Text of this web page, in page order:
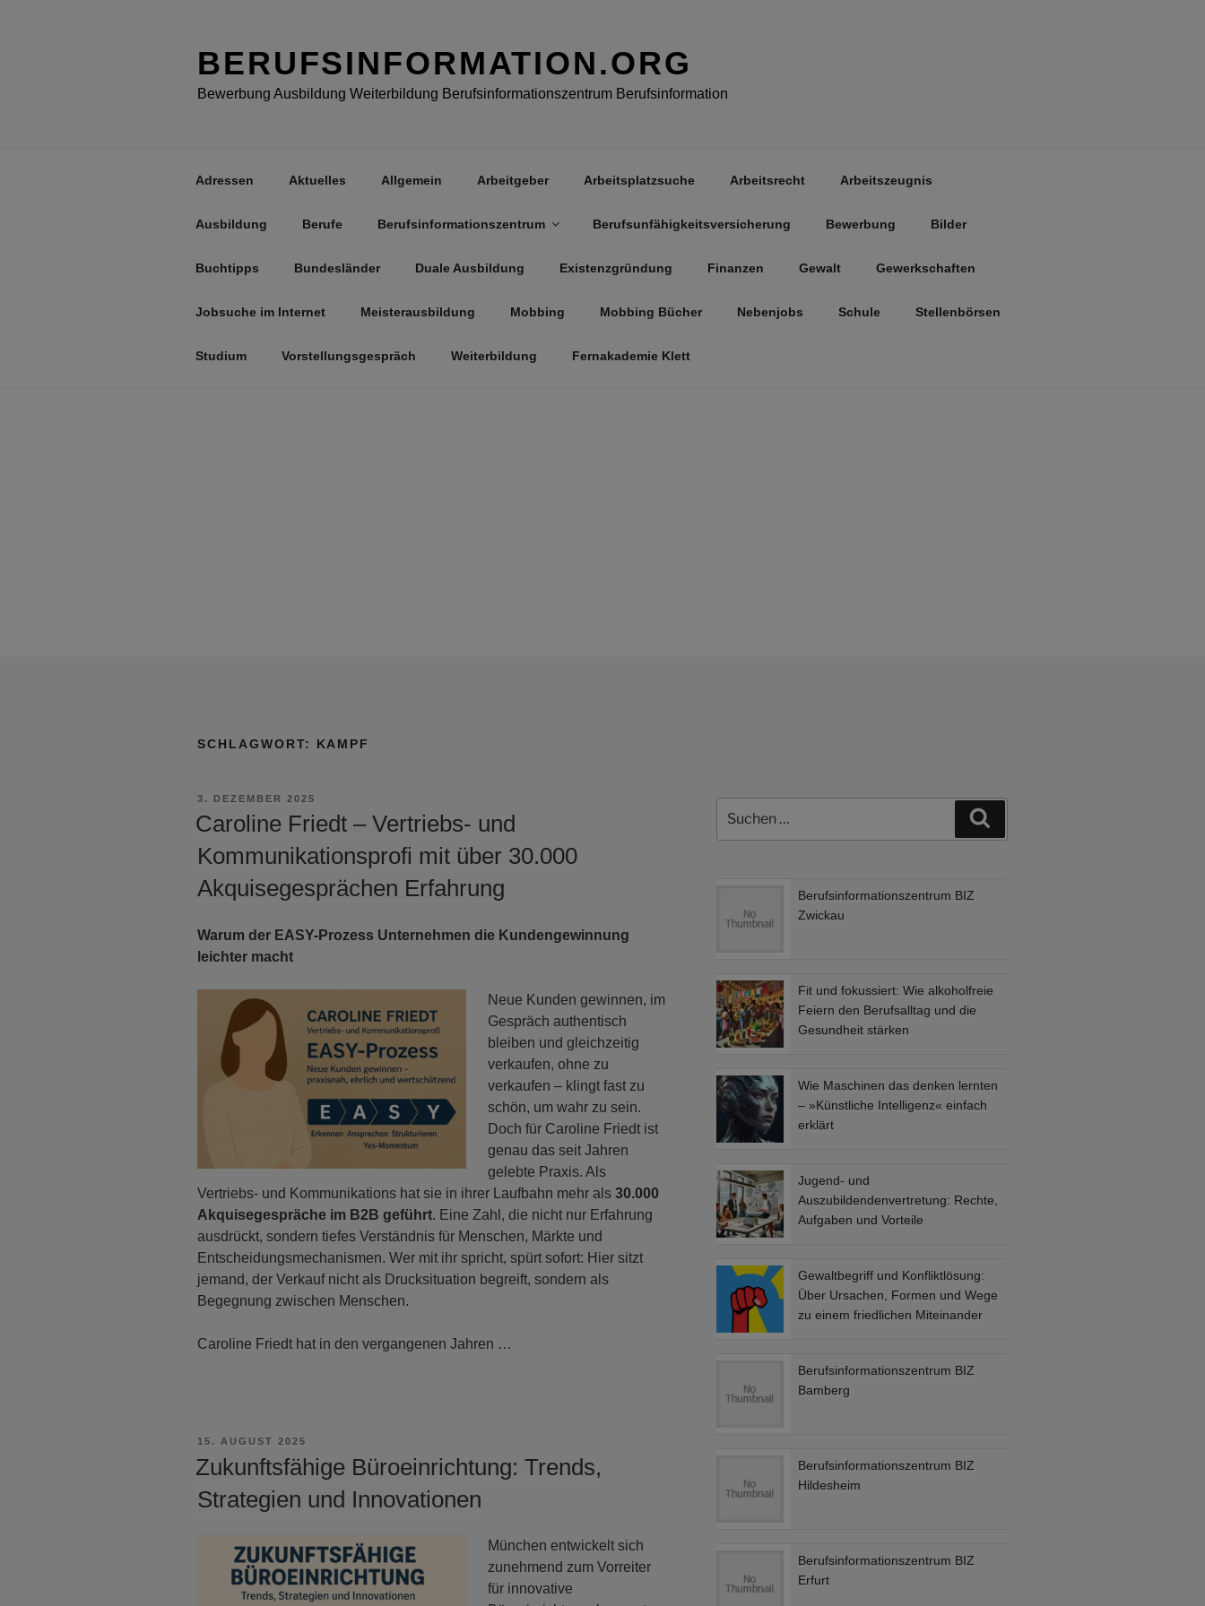
BERUFSINFORMATION.ORG
Bewerbung Ausbildung Weiterbildung Berufsinformationszentrum Berufsinformation
Adressen Aktuelles Allgemein Arbeitgeber Arbeitsplatzsuche Arbeitsrecht Arbeitszeugnis
Ausbildung Berufe Berufsinformationszentrum Berufsunfähigkeitsversicherung Bewerbung Bilder
Buchtipps Bundesländer Duale Ausbildung Existenzgründung Finanzen Gewalt Gewerkschaften
Jobsuche im Internet Meisterausbildung Mobbing Mobbing Bücher Nebenjobs Schule Stellenbörsen
Studium Vorstellungsgespräch Weiterbildung Fernakademie Klett
SCHLAGWORT: KAMPF
VERÖFFENTLICHT
3. DEZEMBER 2025
Caroline Friedt – Vertriebs- und
Kommunikationsprofi mit über 30.000
Akquisegesprächen Erfahrung
Warum der EASY-Prozess Unternehmen die Kundengewinnung
leichter macht
Neue Kunden gewinnen, im
Gespräch authentisch
bleiben und gleichzeitig
verkaufen, ohne zu
verkaufen – klingt fast zu
schön, um wahr zu sein.
Doch für Caroline Friedt ist
genau das seit Jahren
gelebte Praxis. Als
Vertriebs- und Kommunikations hat sie in ihrer Laufbahn mehr als 30.000
Akquisegespräche im B2B geführt. Eine Zahl, die nicht nur Erfahrung
ausdrückt, sondern tiefes Verständnis für Menschen, Märkte und
Entscheidungsmechanismen. Wer mit ihr spricht, spürt sofort: Hier sitzt
jemand, der Verkauf nicht als Drucksituation begreift, sondern als
Begegnung zwischen Menschen.
Caroline Friedt hat in den vergangenen Jahren …
VERÖFFENTLICHT
15. AUGUST 2025
Zukunftsfähige Büroeinrichtung: Trends,
Strategien und Innovationen
München entwickelt sich
zunehmend zum Vorreiter
für innovative
nach:
Berufsinformationszentrum BIZ
Zwickau
Fit und fokussiert: Wie alkoholfreie
Feiern den Berufsalltag und die
Gesundheit stärken
Wie Maschinen das denken lernten
– »Künstliche Intelligenz« einfach
erklärt
Jugend- und
Auszubildendenvertretung: Rechte,
Aufgaben und Vorteile
Gewaltbegriff und Konfliktlösung:
Über Ursachen, Formen und Wege
zu einem friedlichen Miteinander
Berufsinformationszentrum BIZ
Bamberg
Berufsinformationszentrum BIZ
Hildesheim
Berufsinformationszentrum BIZ
Erfurt